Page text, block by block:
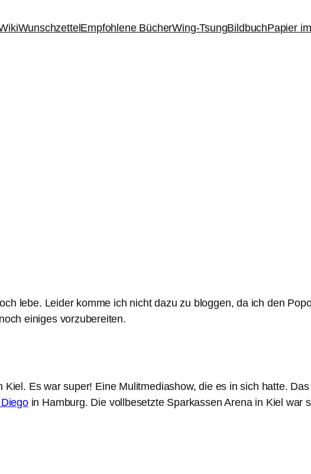
WunschzettelEmpfohlene BücherWing-TsungBildbuchPapier
lebe. Leider komme ich nicht dazu zu bloggen, da ich den
einiges vorzubereiten.
Es war super! Eine Mulitmediashow, die es in sich hatte.
in Hamburg. Die vollbesetzte Sparkassen Arena in Kiel war